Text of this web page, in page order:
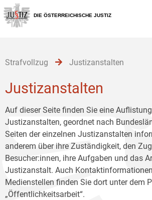
Zur
Hauptnavigation
[1]
Zum
Inhalt
[2]
Zum
Untermenü
[3]
DIE ÖSTERREICHISCHE JUSTIZ
Strafvollzug Justizanstalten
Justizanstalten
Auf dieser Seite finden Sie eine
Justizanstalten, geordnet nach
Seiten der einzelnen Justizanstalten
anderem über ihre Zuständigkeit, den
Besucher:innen, ihre Aufgaben und das
Justizanstalt. Auch
Medienstellen finden Sie dort unter dem
„Öffentlichkeitsarbeit“.